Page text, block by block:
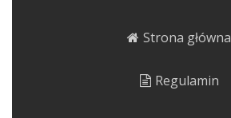
Strona główna
Regulamin